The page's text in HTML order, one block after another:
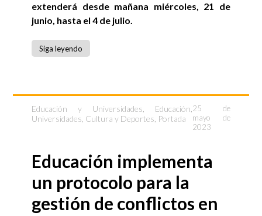
extenderá desde mañana miércoles, 21 de
junio, hasta el 4 de julio.
Siga leyendo
Educación y Universidades
Educación,
Universidades, Cultura y Deportes Portada
25 de
mayo de
2023
Educación implementa
un protocolo para la
gestión de conflictos en